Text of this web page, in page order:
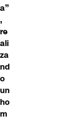
a”
,
re
ali
za
nd
o
un
ho
m